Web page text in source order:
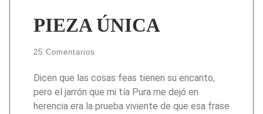
PIEZA ÚNICA
25 Comentarios
Dicen que las cosas feas tienen su encanto,
pero el jarrón que mi tía Pura me dejó en
herencia era la prueba viviente de que esa frase